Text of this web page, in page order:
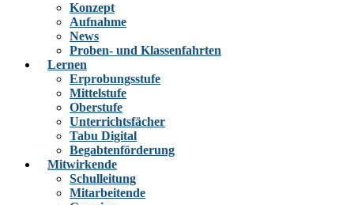
Konzept
Aufnahme
News
Proben- und Klassenfahrten
Lernen
Erprobungsstufe
Mittelstufe
Oberstufe
Unterrichtsfächer
Tabu Digital
Begabtenförderung
Mitwirkende
Schulleitung
Mitarbeitende